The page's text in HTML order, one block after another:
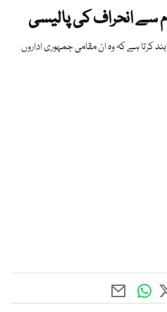
سے انحراف کی پالیسی
کرتا ہے کہ وہ ان مقامی جمہوری اداروں